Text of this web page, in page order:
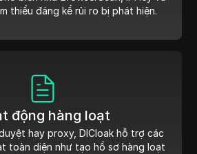
thiểu đáng kể rủi ro bị phát hiện.
động hàng loạt
hay proxy, DICloak hỗ trợ các
toàn diện như tạo hồ sơ hàng loạt